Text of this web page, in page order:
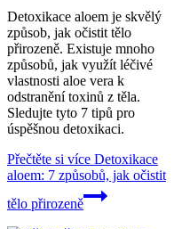
Detoxikace aloem je skvělý
způsob, jak očistit tělo
přirozeně. Existuje mnoho
způsobů, jak využít léčivé
vlastnosti aloe vera k
odstranění toxinů z těla.
Sledujte tyto 7 tipů pro
úspěšnou detoxikaci.
Přečtěte si více Detoxikace
aloem: 7 způsobů, jak očistit
tělo přirozeně